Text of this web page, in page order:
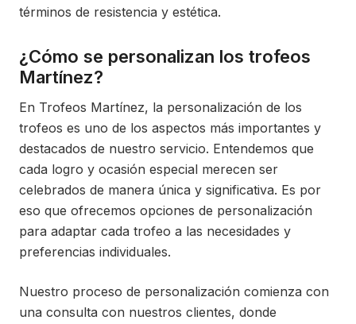
términos de resistencia y estética.
¿Cómo se personalizan los trofeos
Martínez?
En Trofeos Martínez, la personalización de los
trofeos es uno de los aspectos más importantes y
destacados de nuestro servicio. Entendemos que
cada logro y ocasión especial merecen ser
celebrados de manera única y significativa. Es por
eso que ofrecemos opciones de personalización
para adaptar cada trofeo a las necesidades y
preferencias individuales.
Nuestro proceso de personalización comienza con
una consulta con nuestros clientes, donde